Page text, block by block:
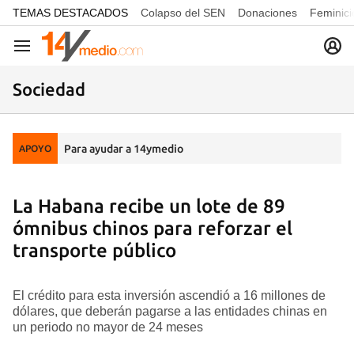
common.go-to-content
TEMAS DESTACADOS Colapso del SEN Donaciones
Navegación
Sociedad
APOYO Para ayudar a 14ymedio
La Habana recibe un lote de 89
ómnibus chinos para reforzar el
transporte público
El crédito para esta inversión ascendió a 16 millones de
dólares, que deberán pagarse a las entidades chinas en
un periodo no mayor de 24 meses